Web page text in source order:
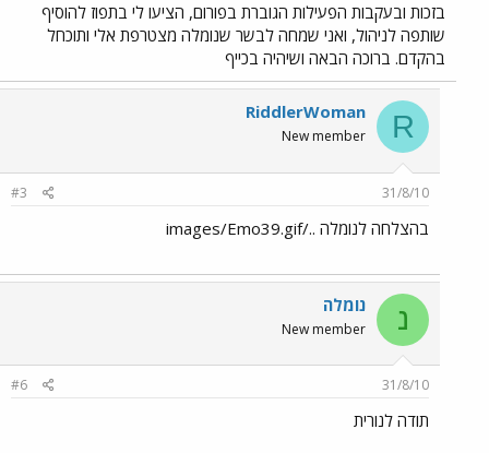
בזכות ובעקבות הפעילות הגוברת בפורום, הציעו לי בתפוז להוסיף
שותפה לניהול, ואני שמחה לבשר שנומלה מצטרפת אלי ותוכחל
בהקדם. ברוכה הבאה ושיהיה בכייף
R
RiddlerWoman
New member
31/8/10
#3
בהצלחה לנומלה ../images/Emo39.gif
נ נומלה
New member
31/8/10
#6
תודה לנורית